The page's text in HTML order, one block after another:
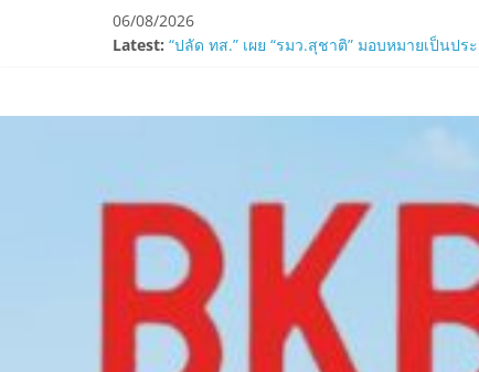
06/08/2026
Latest:
ZTE จับมือ AIS อัปเกรด Backbone Network
“ปลัด ทส.” เผย “รมว.สุชาติ” มอบหมายเป็น
Smilegate ฉลองครบรอบ 1 ปี “Lordnine”เปิ
ข่าว
ครบ
ด้าน